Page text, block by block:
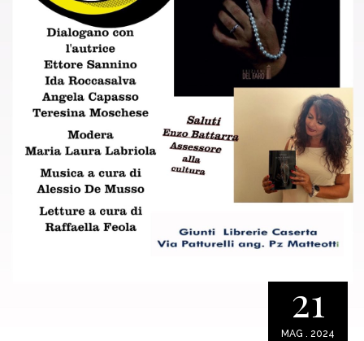
21
MAG . 2024